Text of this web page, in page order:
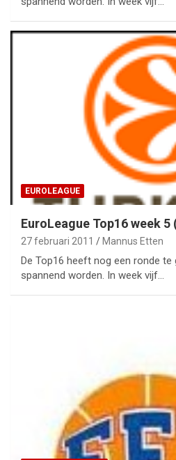
EUROLEAGUE
EuroLeague Top16 week 5
27 februari 2011 Mannus Etten
De Top16 heeft nog een ronde te
spannend worden. In week vijf…